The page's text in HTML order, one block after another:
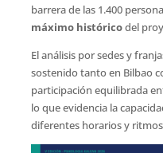
barrera de las 1.400
máximo históricodel
El análisis por sedes y
sostenido tanto en Bilbao
participación equilibrada
lo que evidencia la
diferentes horarios y